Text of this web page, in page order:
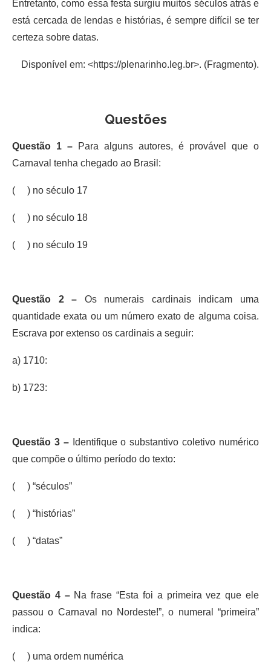
Entretanto, como essa festa surgiu muitos séculos atrás e
está cercada de lendas e histórias, é sempre difícil se ter
certeza sobre datas.
Disponível em: <https://plenarinho.leg.br>. (Fragmento).
Questões
Questão 1 –
Para alguns autores, é provável que o
Carnaval tenha chegado ao Brasil:
( ) no século 17
( ) no século 18
( ) no século 19
Questão 2 – Os numerais cardinais indicam uma
quantidade exata ou um número exato de alguma coisa.
Escrava por extenso os cardinais a seguir:
a) 1710:
b) 1723:
Questão 3 –Identifique o substantivo coletivo numérico
que compõe o último período do texto:
( ) “séculos”
( ) “histórias”
( ) “datas”
Questão 4 – Na frase “Esta foi a primeira vez que ele
passou o Carnaval no Nordeste!”, o numeral “primeira”
indica:
( ) uma ordem numérica